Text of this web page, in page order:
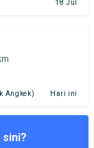
18 Jul
Angkek) Hari ini
sini?